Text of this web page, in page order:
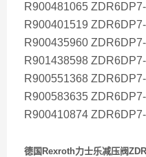
R900481065
R900401519
R900435960
R901438598
R900551368
R900583635
R900410874
德国Rexroth力士乐减压阀